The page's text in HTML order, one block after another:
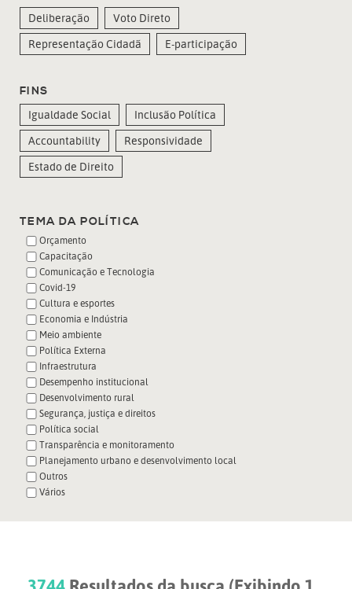
Deliberação
Voto Direto
Representação Cidadã
E-participação
FINS
Igualdade Social
Inclusão Política
Accountability
Responsividade
Estado de Direito
TEMA DA POLÍTICA
Orçamento
Capacitação
Comunicação e Tecnologia
Covid-19
Cultura e esportes
Economia e Indústria
Meio ambiente
Política Externa
Infraestrutura
Desempenho institucional
Desenvolvimento rural
Segurança, justiça e direitos
Política social
Transparência e monitoramento
Planejamento urbano e desenvolvimento local
Outros
Vários